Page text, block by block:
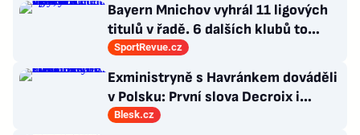
Bayern Mnichov vyhrál 11 ligových
titulů v řadě. 6 dalších klubů to
zvládlo také, některé i víckrát
SportRevue.cz
Exministryně s Havránkem dováděli
v Polsku: První slova Decroix i
Havránkové!
Blesk.cz